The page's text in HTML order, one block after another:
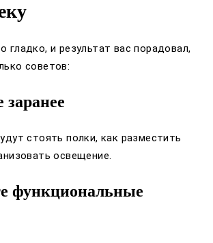
гладко, и результат вас порадовал,
советов:
стоять полки, как разместить
освещение.
функциональные